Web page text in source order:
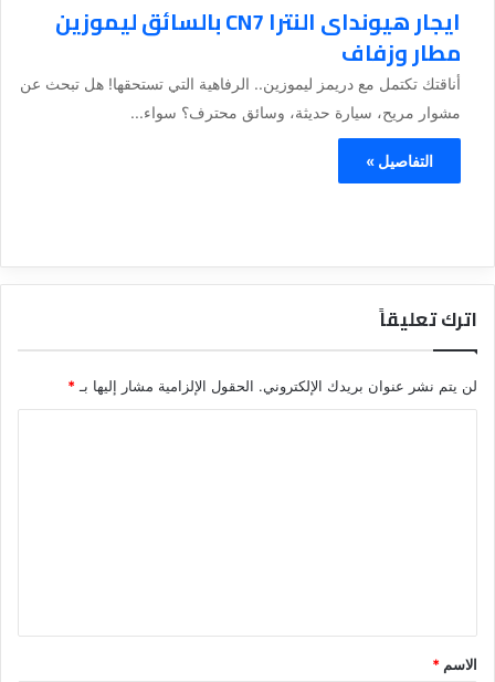
ايجار هيونداى النترا CN7 بالسائق ليموزين
مطار وزفاف
أناقتك تكتمل مع دريمز ليموزين.. الرفاهية التي تستحقها! هل تبحث عن
مشوار مريح، سيارة حديثة، وسائق محترف؟ سواء...
التفاصيل »
اترك تعليقاً
لن يتم نشر عنوان بريدك الإلكتروني. الحقول الإلزامية مشار إليها بـ*
*
الاسم *